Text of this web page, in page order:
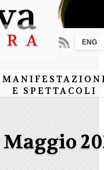
E SPETTACOLI
ENG
Maggio